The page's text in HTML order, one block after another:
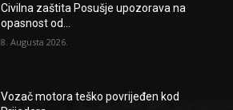
Civilna zaštita Posušje upozorava na
opasnost od...
8. Augusta 2026.
Vozač motora teško povrijeđen kod